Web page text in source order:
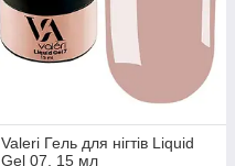
Valeri Гель для нігтів Liquid
Gel 07, 15 мл